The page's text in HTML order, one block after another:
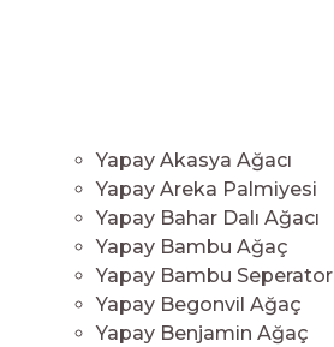
Yapay Akasya Ağacı
Yapay Areka Palmiyesi
Yapay Bahar Dalı Ağacı
Yapay Bambu Ağaç
Yapay Bambu Seperator
Yapay Begonvil Ağaç
Yapay Benjamin Ağaç